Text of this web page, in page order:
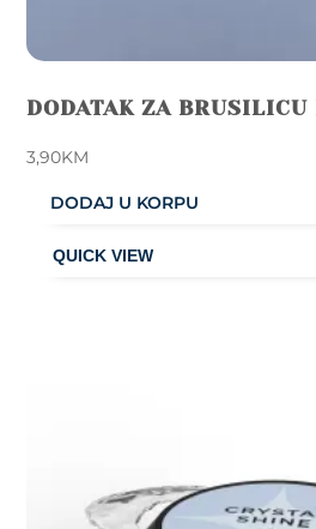
DODATAK ZA BRUSILICU
3,90KM
DODAJ U KORPU